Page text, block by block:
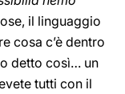
il linguaggio
cosa c’è dentro
detto così… un
tutti con il